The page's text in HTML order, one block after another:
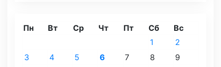
Пн Вт Ср Чт Пт Сб Вс
1
2
3
4 5 6 7 8
9